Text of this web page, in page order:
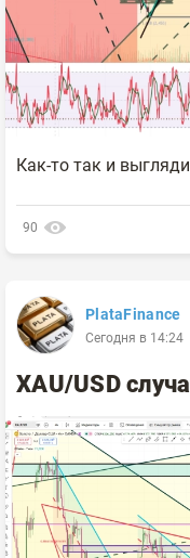
Как-то так и
90
PlataFinance
Сегодня в 14:24
XAU/USD